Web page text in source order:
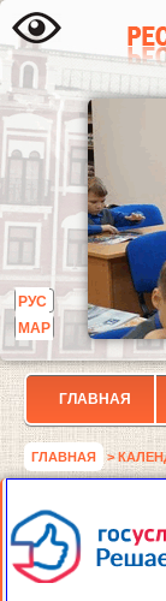
РУС
МАР
ГЛАВНАЯ
ГЛАВНАЯ >